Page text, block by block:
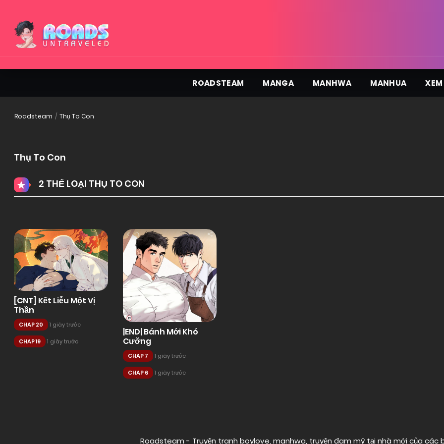
ROADSTEAM MANGA MANHWA MANHUA
Roadsteam Thụ To Con
Thụ To Con
2 THỂ LOẠI THỤ TO CON
[CNT] Kết Liễu Một Vị
Thần
CHAP 20 1 giây trước
CHAP 19 1 giây trước
|END| Bánh Mới Khó
Cưỡng
CHAP 7 1 giây trước
CHAP 6 1 giây trước
Roadsteam - Truyện tranh boylove, manhwa, truyện đam mỹ tại nhà mới của các